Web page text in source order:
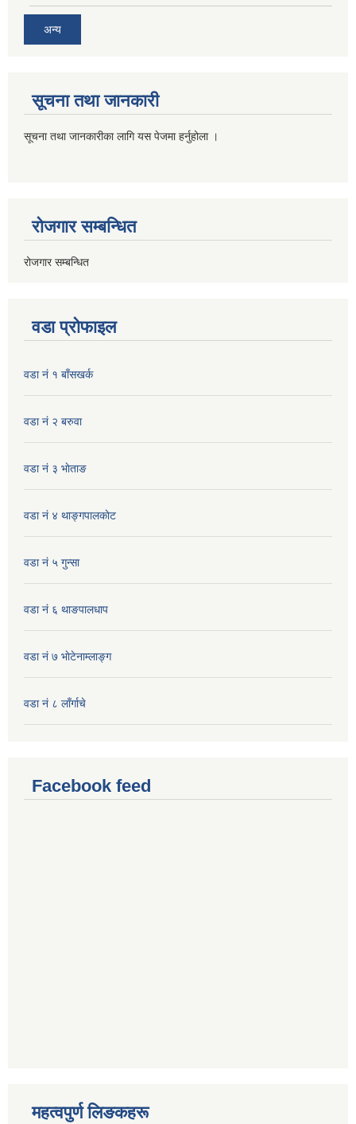
अन्य
सूचना तथा जानकारी
सूचना तथा जानकारीका लागि यस पेजमा हर्नुहोला ।
रोजगार सम्बन्धित
रोजगार सम्बन्धित
वडा प्रोफाइल
वडा नं १ बाँसखर्क
वडा नं २ बरुवा
वडा नं ३ भाेताङ
वडा नं ४ थाङ्गपालकाेट
वडा नं ५ गुन्सा
वडा नं ६ थाङपालधाप
वडा नं ७ भाेटेनाम्लाङ्ग
वडा नं ८ लाँर्गाचे
Facebook feed
महत्वपुर्ण लिङकहरू